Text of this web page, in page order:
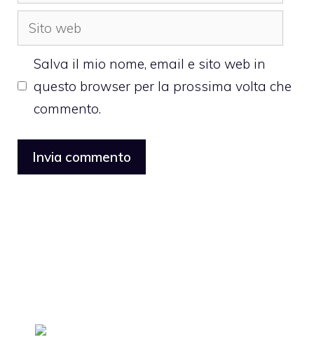
Sito
web
Salva il mio nome, email e sito web in
questo browser per la prossima volta che
commento.